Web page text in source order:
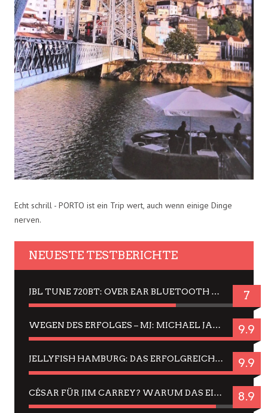
Echt schrill - PORTO ist ein Trip wert, auch wenn einige Dinge
nerven.
NEUESTE TESTBERICHTE
JBL TUNE 720BT: OVER EAR BLUETOOTH KOPFHÖRER UM DIE 50,-€ IM DAUER-TEST 7
WEGEN DES ERFOLGES – MJ: MICHAEL JACKSON MUSICAL IN EINER MATINEE SEHEN 9.9
JELLYFISH HAMBURG: DAS ERFOLGREICHE SOMMER-MENÜ 2025 IN GEFÜHLEN UND BILDERN 9.9
CÉSAR FÜR JIM CARREY? WARUM DAS EINER DER NERVIGSTEN ACTORS IST UND BLEIBT 8.9